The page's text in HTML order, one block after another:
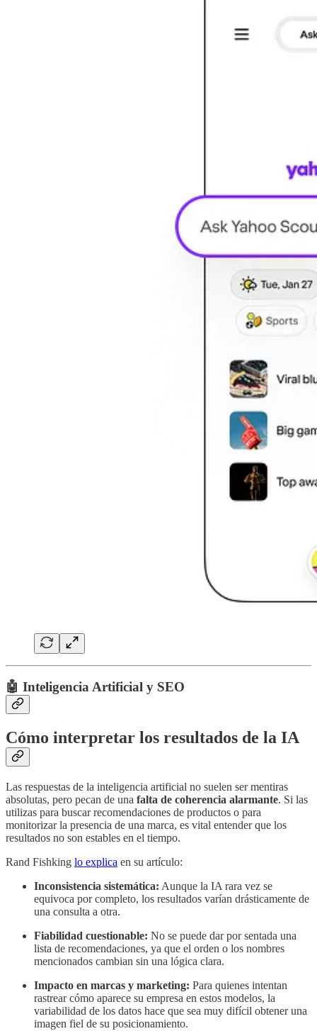
🤖 Inteligencia Artificial y SEO
Cómo interpretar los resultados de la IA
Las respuestas de la inteligencia artificial no suelen ser mentiras
absolutas, pero pecan de una falta de coherencia alarmante. Si las
utilizas para buscar recomendaciones de productos o para
monitorizar la presencia de una marca, es vital entender que los
resultados no son estables en el tiempo.
Rand Fishking lo explica en su artículo:
Inconsistencia sistemática: Aunque la IA rara vez se
equivoca por completo, los resultados varían drásticamente de
una consulta a otra.
Fiabilidad cuestionable: No se puede dar por sentada una
lista de recomendaciones, ya que el orden o los nombres
mencionados cambian sin una lógica clara.
Impacto en marcas y marketing: Para quienes intentan
rastrear cómo aparece su empresa en estos modelos, la
variabilidad de los datos hace que sea muy difícil obtener una
imagen fiel de su posicionamiento.